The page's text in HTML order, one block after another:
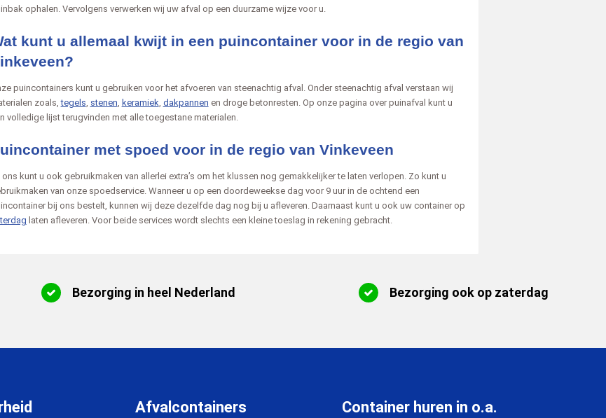
ophalen. Vervolgens verwerken wij uw afval op een duurzame wijze voor u.
kunt u allemaal kwijt in een puincontainer voor in de regio van
puincontainers kunt u gebruiken voor het afvoeren van steenachtig afval. Onder steenachtig afval verstaan wij
zoals,tegels stenen keramiek dakpannen en droge betonresten. Op onze pagina over puinafval kunt u
volledige lijst terugvinden met alle toegestane materialen.
met spoed voor in de regio van Vinkeveen
ons kunt u ook gebruikmaken van allerlei extra’s om het klussen nog gemakkelijker te laten verlopen. Zo kunt u
van onze spoedservice. Wanneer u op een doordeweekse dag voor 9 uur in de ochtend een
bij ons bestelt, kunnen wij deze dezelfde dag nog bij u afleveren. Daarnaast kunt u ook uw container op
laten afleveren. Voor beide services wordt slechts een kleine toeslag in rekening gebracht.
Bezorging in heel Nederland Bezorging ook op zaterdag
Afvalcontainers Container huren in o.a.